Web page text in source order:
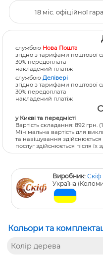
18 міс. офіційної
службою Нова Пошта
згідно з тарифами поштової
30% передоплата
накладений платіж
службоюДелівері
згідно з тарифами поштової
30% передоплата
накладений платіж
у Києві та передмісті
Вартість складання:892 грн.
Мінімальна вартість для
та навішування
послуг здійснюється після їх
Виробник:Скіф
Україна
Кольори та
Колір дерева